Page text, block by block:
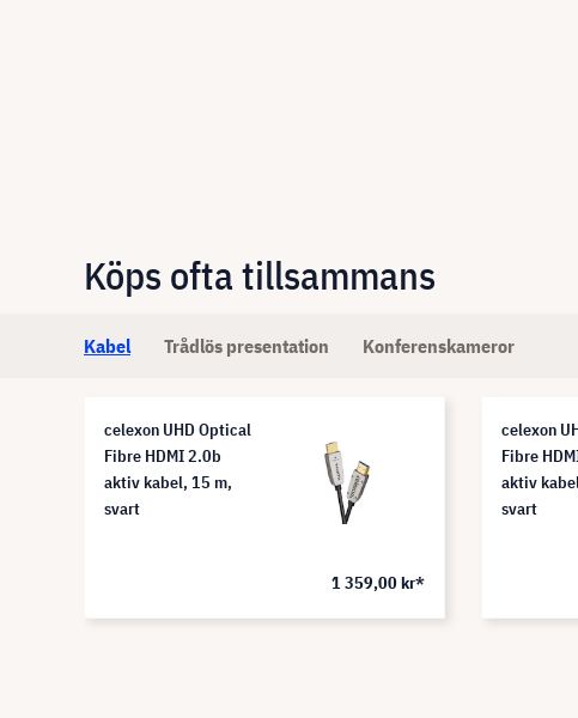
Köps ofta tillsammans
Kabel Trådlös presentation Konferenskameror
celexon UHD Optical
Fibre HDMI 2.0b
aktiv kabel, 15 m,
svart
1 359,00 kr*
celexon
Fibre
aktiv
svart